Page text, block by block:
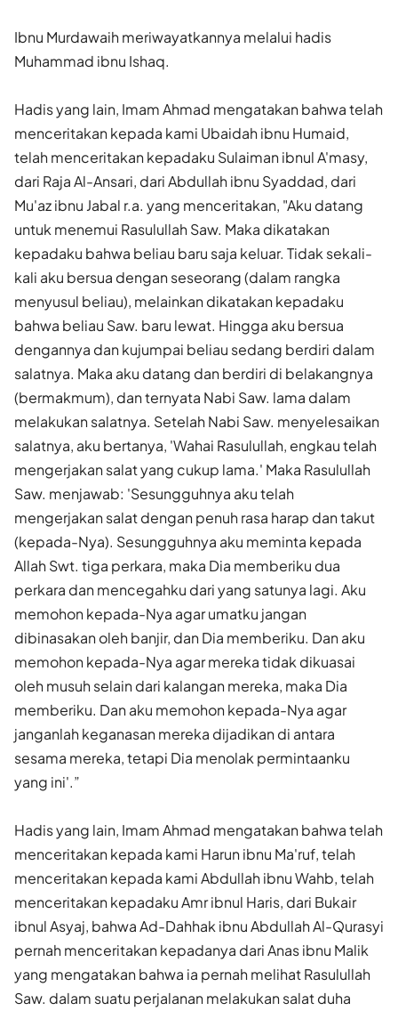
Ibnu Murdawaih meriwayatkannya melalui hadis
Muhammad ibnu Ishaq.
Hadis yang lain, Imam Ahmad mengatakan bahwa telah
menceritakan kepada kami Ubaidah ibnu Humaid,
telah menceritakan kepadaku Sulaiman ibnul A'masy,
dari Raja Al-Ansari, dari Abdullah ibnu Syaddad, dari
Mu'az ibnu Jabal r.a. yang menceritakan, "Aku datang
untuk menemui Rasulullah Saw. Maka dikatakan
kepadaku bahwa beliau baru saja keluar. Tidak sekali-
kali aku bersua dengan seseorang (dalam rangka
menyusul beliau), melainkan dikatakan kepadaku
bahwa beliau Saw. baru lewat. Hingga aku bersua
dengannya dan kujumpai beliau sedang berdiri dalam
salatnya. Maka aku datang dan berdiri di belakangnya
(bermakmum), dan ternyata Nabi Saw. lama dalam
melakukan salatnya. Setelah Nabi Saw. menyelesaikan
salatnya, aku bertanya, 'Wahai Rasulullah, engkau telah
mengerjakan salat yang cukup lama.' Maka Rasulullah
Saw. menjawab: 'Sesungguhnya aku telah
mengerjakan salat dengan penuh rasa harap dan takut
(kepada-Nya). Sesungguhnya aku meminta kepada
Allah Swt. tiga perkara, maka Dia memberiku dua
perkara dan mencegahku dari yang satunya lagi. Aku
memohon kepada-Nya agar umatku jangan
dibinasakan oleh banjir, dan Dia memberiku. Dan aku
memohon kepada-Nya agar mereka tidak dikuasai
oleh musuh selain dari kalangan mereka, maka Dia
memberiku. Dan aku memohon kepada-Nya agar
janganlah keganasan mereka dijadikan di antara
sesama mereka, tetapi Dia menolak permintaanku
yang ini'.”
Hadis yang lain, Imam Ahmad mengatakan bahwa telah
menceritakan kepada kami Harun ibnu Ma'ruf, telah
menceritakan kepada kami Abdullah ibnu Wahb, telah
menceritakan kepadaku Amr ibnul Haris, dari Bukair
ibnul Asyaj, bahwa Ad-Dahhak ibnu Abdullah Al-Qurasyi
pernah menceritakan kepadanya dari Anas ibnu Malik
yang mengatakan bahwa ia pernah melihat Rasulullah
Saw. dalam suatu perjalanan melakukan salat duha